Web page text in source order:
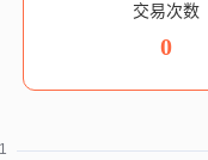
交易次数
0